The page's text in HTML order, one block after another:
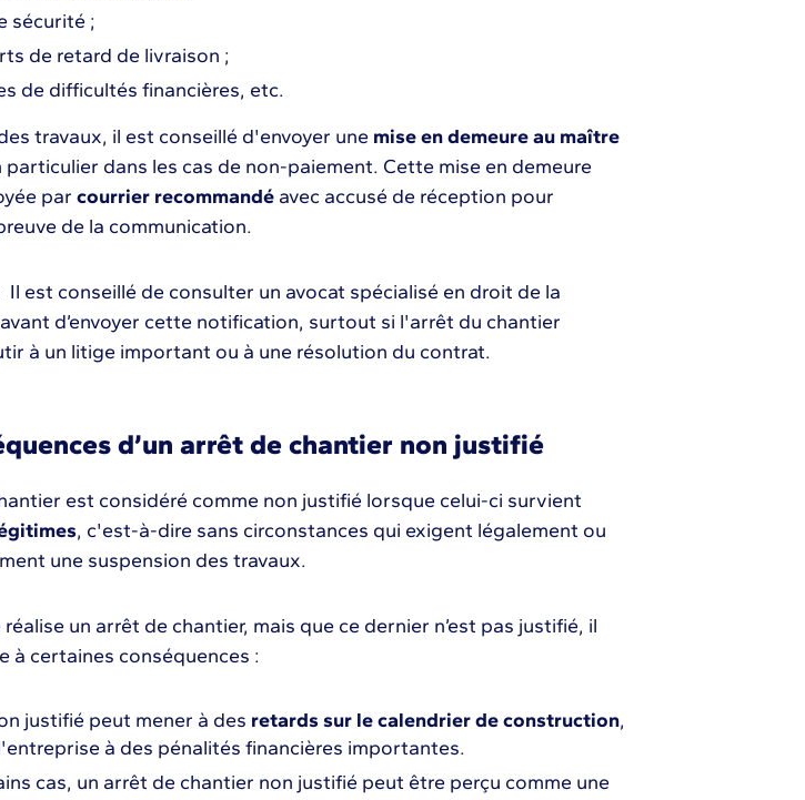
sécurité ;
de retard de livraison ;
de difficultés financières, etc.
travaux, il est conseillé d'envoyer une mise en demeure au maître
particulier dans les cas de non-paiement. Cette mise en demeure
par courrier recommandéavec accusé de réception pour
de la communication.
Il est conseillé de consulter un avocat spécialisé en droit de la
d’envoyer cette notification, surtout si l'arrêt du chantier
à un litige important ou à une résolution du contrat.
d’un arrêt de chantier non justifié
est considéré comme non justifié lorsque celui-ci survient
, c'est-à-dire sans circonstances qui exigent légalement ou
une suspension des travaux.
réalise un arrêt de chantier, mais que ce dernier n’est pas justifié, il
à certaines conséquences :
justifié peut mener à des retards sur le calendrier de construction,
à des pénalités financières importantes.
cas, un arrêt de chantier non justifié peut être perçu comme une